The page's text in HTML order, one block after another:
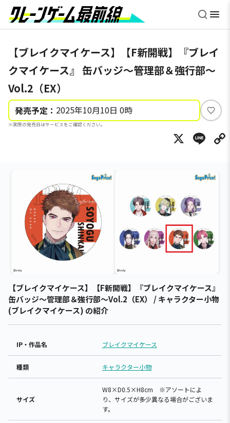
【ブレイクマイケース】【F新開戦】『ブレイ
クマイケース』 缶バッジ～管理部＆強行部～
Vol.2（EX）
発売予定： 2025年10月10日 0時
※実際の発売日はサービスをご確認ください。
い
ね
X
【ブレイクマイケース】【F新開戦】『ブレイクマイケース』
缶バッジ～管理部＆強行部～Vol.2（EX） / キャラクター小物
(ブレイクマイケース) の紹介
IP・作品名 ブレイクマイケース
種類 キャラクター小物
サイズ
W8×D0.5×H8cm ※アソートによ
り、サイズが多少異なる場合がございま
す。